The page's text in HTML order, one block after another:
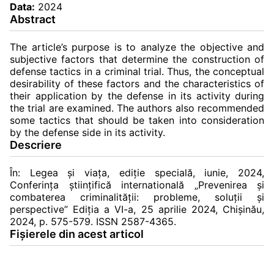
Data: 2024
Abstract
The article’s purpose is to analyze the objective and
subjective factors that determine the construction of
defense tactics in a criminal trial. Thus, the conceptual
desirability of these factors and the characteristics of
their application by the defense in its activity during
the trial are examined. The authors also recommended
some tactics that should be taken into consideration
by the defense side in its activity.
Descriere
În: Legea și viața, ediție specială, iunie, 2024,
Conferinţa ştiinţifică internatională „Prevenirea şi
combaterea criminalităţii: probleme, soluţii şi
perspective” Ediția a VI-a, 25 aprilie 2024, Chișinău,
2024, p. 575-579. ISSN 2587-4365.
Fișierele din acest articol